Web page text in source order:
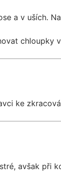
a v uších.
chloupky
ke
avšak při